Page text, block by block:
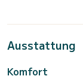
Ausstattung
Komfort